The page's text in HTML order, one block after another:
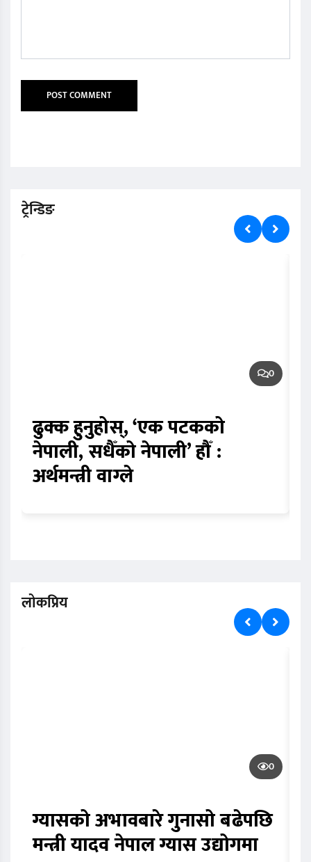
ट्रेन्डिङ
0
ढुक्क हुनुहोस्, ‘एक पटकको
नेपाली, सधैँको नेपाली’ हौँ :
अर्थमन्त्री वाग्ले
लोकप्रिय
0
ग्यासको अभावबारे गुनासो बढेपछि
मन्त्री यादव नेपाल ग्यास उद्योगमा